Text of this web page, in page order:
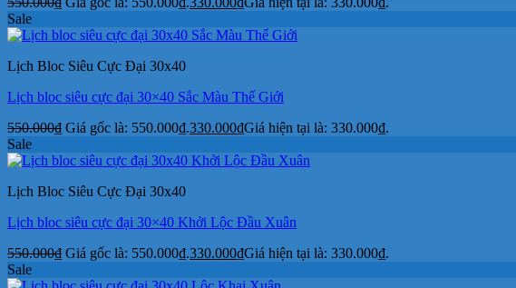
Sale
Lịch Bloc Siêu Cực Đại 30x40
Lịch bloc siêu cực đại 30×40 Sắc Màu Thế Giới
550.000₫ Giá gốc là: 550.000₫.330.000₫Giá hiện tại là: 330.000₫.
Sale
Lịch Bloc Siêu Cực Đại 30x40
Lịch bloc siêu cực đại 30×40 Khởi Lộc Đầu Xuân
550.000₫ Giá gốc là: 550.000₫.330.000₫Giá hiện tại là: 330.000₫.
Sale